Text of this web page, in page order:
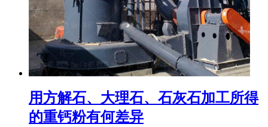
用方解石、大理石、石灰石加工所得
的重钙粉有何差异